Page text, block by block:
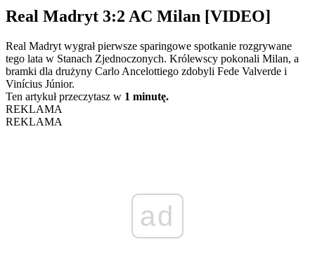
Real Madryt 3:2 AC Milan [VIDEO]
Real Madryt wygrał pierwsze sparingowe spotkanie rozgrywane
tego lata w Stanach Zjednoczonych. Królewscy pokonali Milan, a
bramki dla drużyny Carlo Ancelottiego zdobyli Fede Valverde i
Vinícius Júnior.
Ten artykuł przeczytasz w 1 minutę.
REKLAMA
REKLAMA
ad